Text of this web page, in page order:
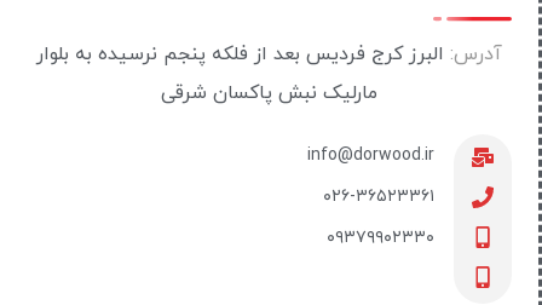
آدرس: البرز کرج فردیس بعد از فلکه پنجم نرسیده به بلوار
مارلیک نبش پاکسان شرقی
info@dorwood.ir
۰۲۶-۳۶۵۲۳۳۶۱
۰۹۳۷۹۹۰۲۳۳۰